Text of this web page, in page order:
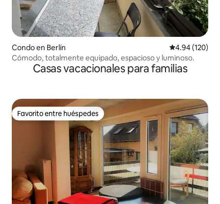
Condo en Berlín Calificación
4.94 (120)
Cómodo, totalmente equipado, espacioso y luminoso.
Casas vacacionales para familias
Favorito entre huéspedes
Favorito entre huéspedes